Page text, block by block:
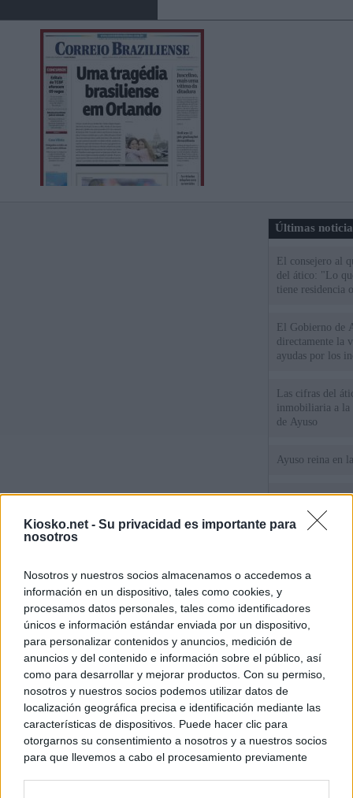
Kiosko.net - Su privacidad es importante para
nosotros
Nosotros y nuestros socios almacenamos o accedemos a
información en un dispositivo, tales como cookies, y
procesamos datos personales, tales como identificadores
únicos e información estándar enviada por un dispositivo,
para personalizar contenidos y anuncios, medición de
anuncios y del contenido e información sobre el público, así
como para desarrollar y mejorar productos. Con su permiso,
nosotros y nuestros socios podemos utilizar datos de
localización geográfica precisa e identificación mediante las
características de dispositivos. Puede hacer clic para
otorgarnos su consentimiento a nosotros y a nuestros socios
para que llevemos a cabo el procesamiento previamente
Últimas
El consejero al
del ático: "Lo
tiene residencia
El Gobierno de
directamente la
ayudas por los
Las cifras del
inmobiliaria a la
de Ayuso
Ayuso reina en
El juez propone
la filtración de
jefa" Ayuso
WhatsApp,
un nuevo cruce
15 de agosto
© Kiosko.net Aviso Legal Privacidad y Cookies